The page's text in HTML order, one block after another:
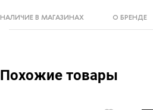
НАЛИЧИЕ В МАГАЗИНАХ О БРЕНДЕ
Похожие товары